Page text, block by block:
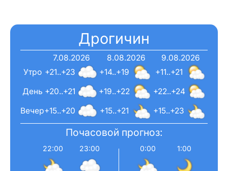
Дрогичин
7.08.2026
+21..+23
+20..+21
+15..+20
8.08.2026
+14..+19
+19..+22
+15..+21
9.08.2026
+11..+21
+22..+24
+15..+23
Вечер
День
Утро
Почасовой прогноз:
22:00 23:00 0:00 1:00